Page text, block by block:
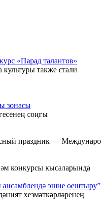
«Парад талантов»
также стали
зонасы
соңгы
праздник —
конкурсы кысаларында
эшне оештыру”
хезмәткәрләренең